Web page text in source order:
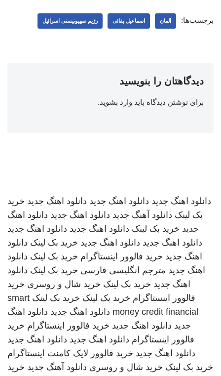
برچسب‌ها: آلمان اسماعیل بقائی رژیم صهیونیستی اسرائیل
دیدگاهتان را بنویسید
برای نوشتن دیدگاه باید وارد بشوید.
دانلود اهنگ جدید دانلود اهنگ جدید دانلود اهنگ جدید خرید
بک لینک دانلود آهنگ جدید دانلود اهنگ جدید دانلود اهنگ
جدید خرید بک لینک دانلود اهنگ جدید دانلود اهنگ جدید
دانلود اهنگ جدید دانلود اهنگ جدید خرید بک لینک دانلود
اهنگ جدید خرید فالوور اینستاگرام خرید بک لینک دانلود
اهنگ جدید مترجم انگلیسی فارسی خرید بک لینک دانلود
اهنگ جدید خرید بک لینک خرید شال و روسری خرید
فالوور اینستاگرام خرید بک لینک خرید بک لینک smart
money credit financial دانلود اهنگ جدید دانلود اهنگ
جدید دانلود اهنگ جدید خرید فالوور اینستاگرام خرید
فالوور اینستاگرام دانلود اهنگ جدید دانلود اهنگ جدید
دانلود اهنگ جدید خرید فالوور لایک کامنت اینستاگرام
خرید بک لینک خرید شال و روسری دانلود آهنگ جدید خرید